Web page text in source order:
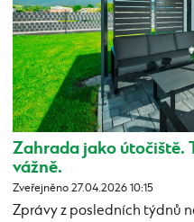
Zahrada jako útočiště.
vážně.
Zveřejněno 27.04.2026 10:15
Zprávy z posledních týdnů